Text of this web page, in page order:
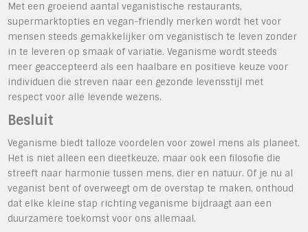
Met een groeiend aantal veganistische restaurants,
supermarktopties en vegan-friendly merken wordt het voor
mensen steeds gemakkelijker om veganistisch te leven zonder
in te leveren op smaak of variatie. Veganisme wordt steeds
meer geaccepteerd als een haalbare en positieve keuze voor
individuen die streven naar een gezonde levensstijl met
respect voor alle levende wezens.
Besluit
Veganisme biedt talloze voordelen voor zowel mens als planeet.
Het is niet alleen een dieetkeuze, maar ook een filosofie die
streeft naar harmonie tussen mens, dier en natuur. Of je nu al
veganist bent of overweegt om de overstap te maken, onthoud
dat elke kleine stap richting veganisme bijdraagt ​​aan een
duurzamere toekomst voor ons allemaal.